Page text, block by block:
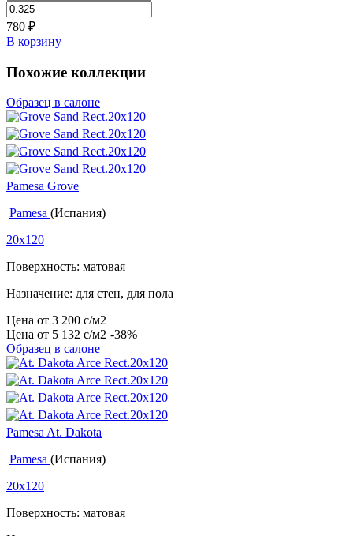
780 ₽
В корзину
Похожие коллекции
Образец в салоне
Pamesa Grove
Pamesa (Испания)
20x120
Поверхность: матовая
Назначение: для стен, для пола
Цена от 3 200 c/м2
Цена от 5 132 c/м2 -38%
Образец в салоне
Pamesa At. Dakota
Pamesa (Испания)
20x120
Поверхность: матовая